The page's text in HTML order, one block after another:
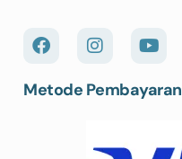
Metode Pembayaran